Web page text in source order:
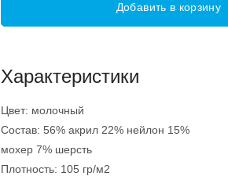
Добавить в корзину
Характеристики
Цвет: молочный
Состав: 56% акрил 22% нейлон 15%
мохер 7% шерсть
Плотность: 105 гр/м2